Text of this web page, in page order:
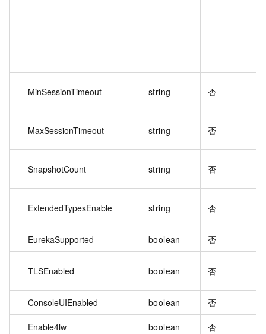
MinSessionTimeout string 否
MaxSessionTimeout string 否
SnapshotCount string 否
ExtendedTypesEnable string 否
EurekaSupported boolean 否
TLSEnabled boolean 否
ConsoleUIEnabled boolean 否
Enable4lw boolean 否